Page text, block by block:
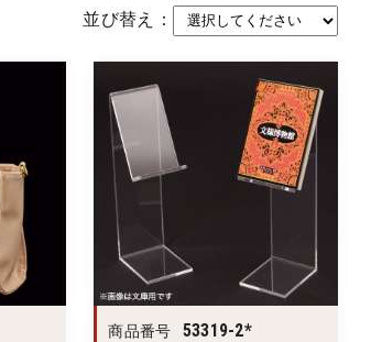
並び替え：
商品番号 53319-2*